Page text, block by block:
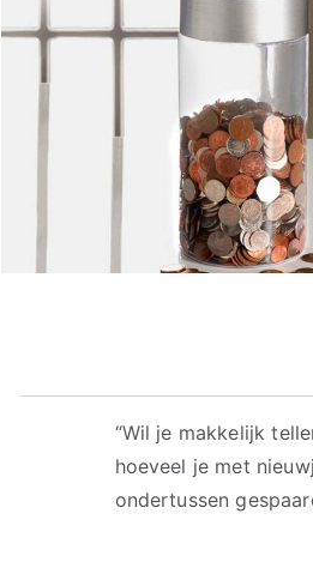
“Wil je makkelijk
hoeveel je met
ondertussen